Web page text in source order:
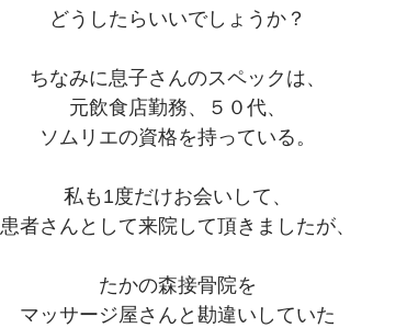
どうしたらいいでしょうか？
ちなみに息子さんのスペックは、
元飲食店勤務、５０代、
ソムリエの資格を持っている。
私も1度だけお会いして、
患者さんとして来院して頂きましたが、
たかの森接骨院を
マッサージ屋さんと勘違いしていた